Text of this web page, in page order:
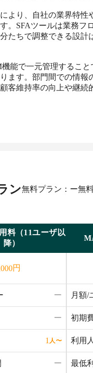
より、自社の業界特性
。SFAツールは業務フ
たちで調整できる設計
能で一元管理するこ
ます。部門間での情報
客維持率の向上や継続
ン無料プラン：ー無
料（11ユーザ以
降）
円
ー
ー
1 人 〜
ー
月額/
初期
利用
最低